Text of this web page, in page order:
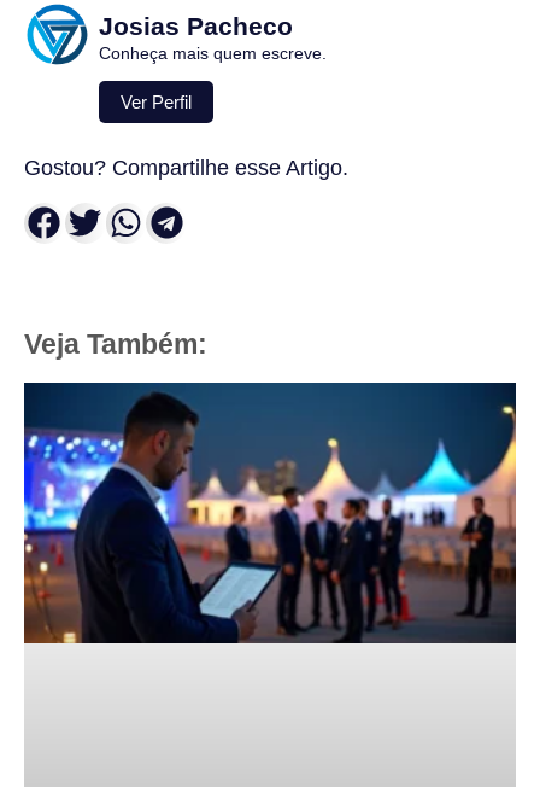
Josias Pacheco
Conheça mais quem escreve.
Ver Perfil
Gostou? Compartilhe esse Artigo.
Veja Também: